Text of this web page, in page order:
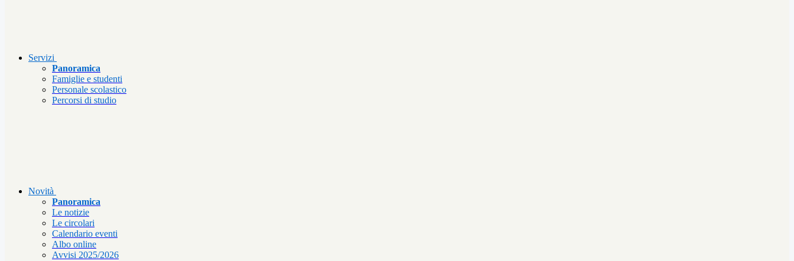
Servizi
Panoramica
Famiglie e studenti
Personale scolastico
Percorsi di studio
Novità
Panoramica
Le notizie
Le circolari
Calendario eventi
Albo online
Avvisi 2025/2026